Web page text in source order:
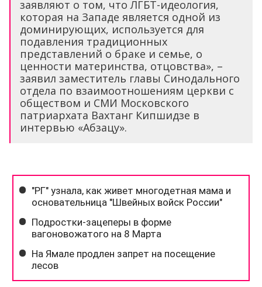
заявляют о том, что ЛГБТ-идеология,
которая на Западе является одной из
доминирующих, используется для
подавления традиционных
представлений о браке и семье, о
ценности материнства, отцовства», –
заявил заместитель главы Синодального
отдела по взаимоотношениям церкви с
обществом и СМИ Московского
патриархата Вахтанг Кипшидзе в
интервью «Абзацу».